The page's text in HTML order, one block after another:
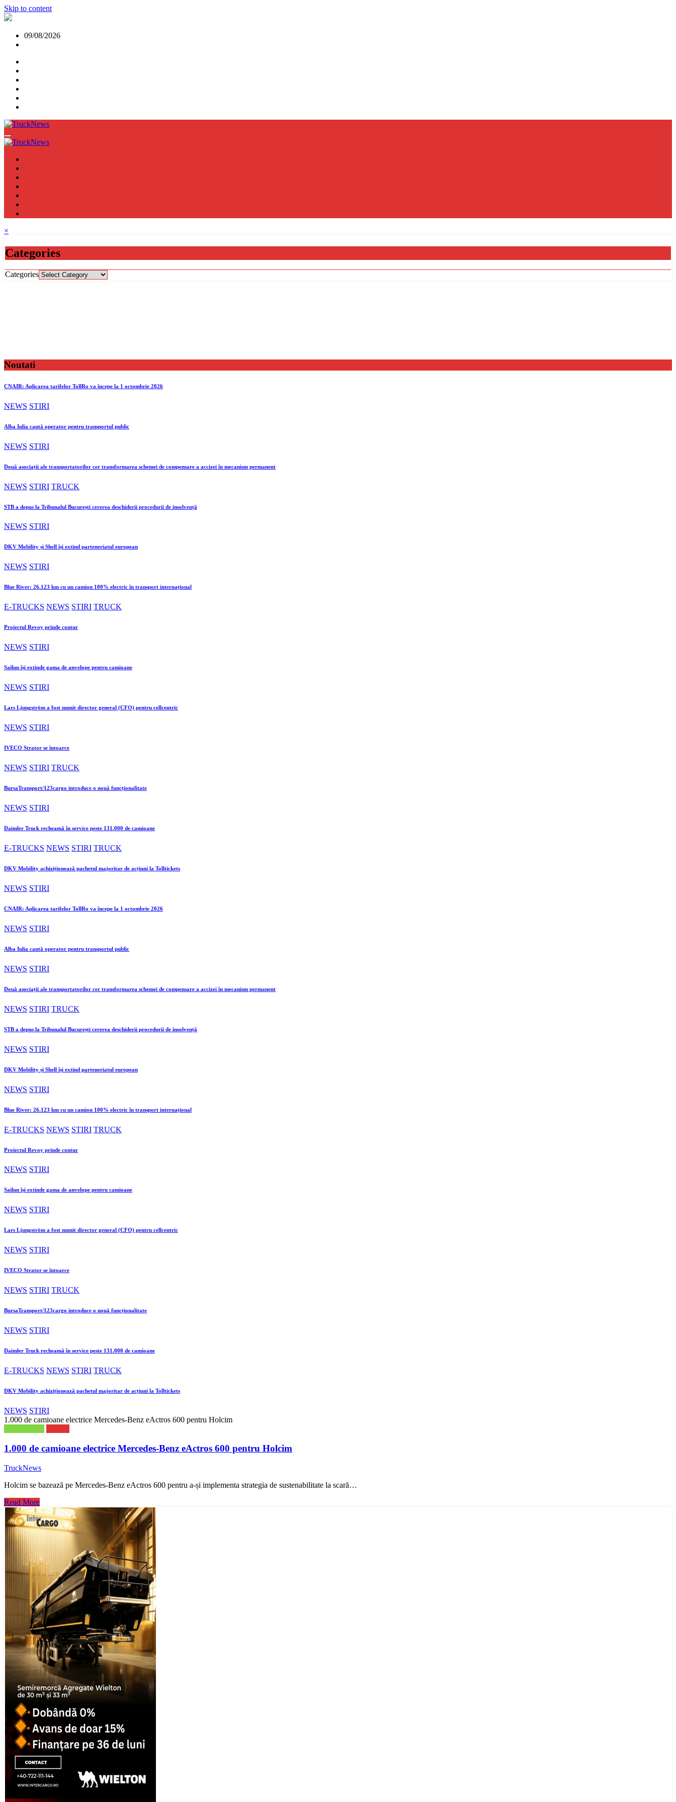
Skip to content
09/08/2026
×
Categories
Categories
Noutati
CNAIR: Aplicarea tarifelor TollRo va începe la 1 octombrie 2026
NEWS STIRI
Alba Iulia caută operator pentru transportul public
NEWS STIRI
Două asociații ale transportatorilor cer transformarea schemei de compensare a accizei în mecanism permanent
NEWS STIRI TRUCK
STB a depus la Tribunalul București cererea deschiderii procedurii de insolvență
NEWS STIRI
DKV Mobility și Shell își extind parteneriatul european
NEWS STIRI
Blue River: 26.123 km cu un camion 100% electric în transport internațional
E-TRUCKS NEWS STIRI TRUCK
Proiectul Revoy prinde contur
NEWS STIRI
Sailun își extinde gama de anvelope pentru camioane
NEWS STIRI
Lars Ljungström a fost numit director general (CFO) pentru cellcentric
NEWS STIRI
IVECO Strator se întoarce
NEWS STIRI TRUCK
BursaTransport/123cargo introduce o nouă funcționalitate
NEWS STIRI
Daimler Truck recheamă în service peste 131.000 de camioane
E-TRUCKS NEWS STIRI TRUCK
DKV Mobility achiziționează pachetul majoritar de acțiuni la Tolltickets
NEWS STIRI
CNAIR: Aplicarea tarifelor TollRo va începe la 1 octombrie 2026
NEWS STIRI
Alba Iulia caută operator pentru transportul public
NEWS STIRI
Două asociații ale transportatorilor cer transformarea schemei de compensare a accizei în mecanism permanent
NEWS STIRI TRUCK
STB a depus la Tribunalul București cererea deschiderii procedurii de insolvență
NEWS STIRI
DKV Mobility și Shell își extind parteneriatul european
NEWS STIRI
Blue River: 26.123 km cu un camion 100% electric în transport internațional
E-TRUCKS NEWS STIRI TRUCK
Proiectul Revoy prinde contur
NEWS STIRI
Sailun își extinde gama de anvelope pentru camioane
NEWS STIRI
Lars Ljungström a fost numit director general (CFO) pentru cellcentric
NEWS STIRI
IVECO Strator se întoarce
NEWS STIRI TRUCK
BursaTransport/123cargo introduce o nouă funcționalitate
NEWS STIRI
Daimler Truck recheamă în service peste 131.000 de camioane
E-TRUCKS NEWS STIRI TRUCK
DKV Mobility achiziționează pachetul majoritar de acțiuni la Tolltickets
NEWS STIRI
1.000 de camioane electrice Mercedes-Benz eActros 600 pentru Holcim
1.000 de camioane electrice Mercedes-Benz eActros 600 pentru Holcim
TruckNews
Holcim se bazează pe Mercedes-Benz eActros 600 pentru a-și implementa strategia de sustenabilitate la scară…
Read More